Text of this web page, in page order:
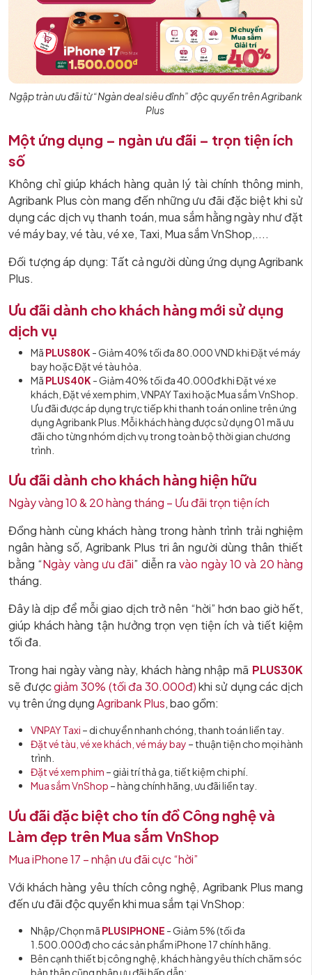
Ngập tràn ưu đãi từ “Ngàn deal siêu đỉnh” độc quyền trên Agribank
Plus
Một ứng dụng – ngàn ưu đãi – trọn tiện ích
số
Không chỉ giúp khách hàng quản lý tài chính thông minh,
Agribank Plus còn mang đến những ưu đãi đặc biệt khi sử
dụng các dịch vụ thanh toán, mua sắm hằng ngày như đặt
vé máy bay, vé tàu, vé xe, Taxi, Mua sắm VnShop,....
Đối tượng áp dụng: Tất cả người dùng ứng dụng Agribank
Plus.
Ưu đãi dành cho khách hàng mới sử dụng
dịch vụ
Mã PLUS80K - Giảm 40% tối đa 80.000 VND khi Đặt vé máy
bay hoặc Đặt vé tàu hỏa.
Mã PLUS40K - Giảm 40% tối đa 40.000đ khi Đặt vé xe
khách, Đặt vé xem phim, VNPAY Taxi hoặc Mua sắm VnShop.
Ưu đãi được áp dụng trực tiếp khi thanh toán online trên ứng
dụng Agribank Plus. Mỗi khách hàng được sử dụng 01 mã ưu
đãi cho từng nhóm dịch vụ trong toàn bộ thời gian chương
trình.
Ưu đãi dành cho khách hàng hiện hữu
Ngày vàng 10 & 20 hàng tháng – Ưu đãi trọn tiện ích
Đồng hành cùng khách hàng trong hành trình trải nghiệm
ngân hàng số, Agribank Plus tri ân người dùng thân thiết
bằng “Ngày vàng ưu đãi” diễn ravào ngày 10 và 20 hàng
tháng.
Đây là dịp để mỗi giao dịch trở nên “hời” hơn bao giờ hết,
giúp khách hàng tận hưởng trọn vẹn tiện ích và tiết kiệm
tối đa.
Trong hai ngày vàng này, khách hàng nhập mã PLUS30K
sẽ đượcgiảm 30% (tối đa 30.000đ)khi sử dụng các dịch
vụ trên ứng dụngAgribank Plus, bao gồm:
VNPAY Taxi – di chuyển nhanh chóng, thanh toán liền tay.
Đặt vé tàu, vé xe khách, vé máy bay – thuận tiện cho mọi hành
trình.
Đặt vé xem phim – giải trí thả ga, tiết kiệm chi phí.
Mua sắm VnShop – hàng chính hãng, ưu đãi liền tay.
Ưu đãi đặc biệt cho tín đồ Công nghệ và
Làm đẹp trên Mua sắm VnShop
Mua iPhone 17 – nhận ưu đãi cực “hời”
Với khách hàng yêu thích công nghệ, Agribank Plus mang
đến ưu đãi độc quyền khi mua sắm tại VnShop:
Nhập/Chọn mã PLUSIPHONE - Giảm 5% (tối đa
1.500.000đ) cho các sản phẩm iPhone 17 chính hãng.
Bên cạnh thiết bị công nghệ, khách hàng yêu thích chăm sóc
bản thân cũng nhận ưu đãi hấp dẫn: